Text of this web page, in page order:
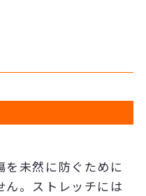
を未然に防ぐために
ん。ストレッチには